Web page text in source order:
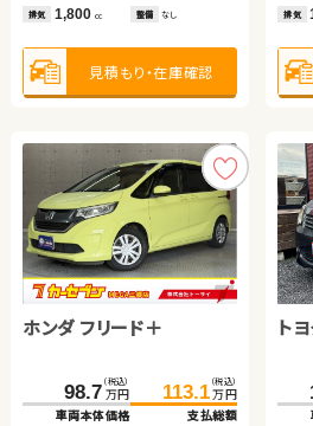
排気 1,800 cc 整備 なし
見積もり・在庫確認
排気
ホンダ フリード＋
98.7 （税込）
万円
車両本体価格
113.1 （税込）
万円
支払総額
ト
排気 1,800 cc 整備 法定整備付
見積もり・在庫確認
排気
トヨタ アクア
128.5 （税込）
万円
車両本体価格
139.8 （税込）
万円
支払総額
ス
保証 あり 住所 長野県
排気 1,500cc 整備 法定整備付
保証
排気
スバル フォレスター ハイ
ブリッド
ホ